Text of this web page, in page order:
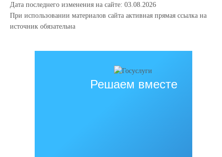
Дата последнего изменения на сайте: 03.08.2026
При использовании материалов сайта активная прямая ссылка на
источник обязательна
Решаем вместе